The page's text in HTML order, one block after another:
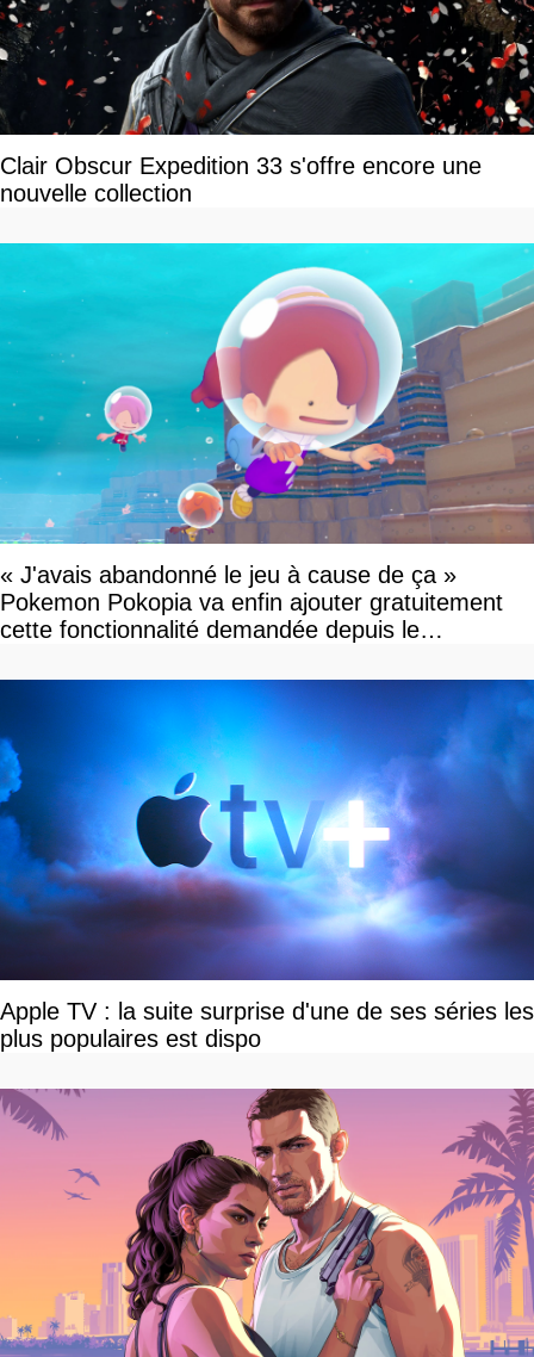
Clair Obscur Expedition 33 s'offre encore une
nouvelle collection
« J'avais abandonné le jeu à cause de ça »
Pokemon Pokopia va enfin ajouter gratuitement
cette fonctionnalité demandée depuis le
Apple TV : la suite surprise d'une de ses séries les
plus populaires est dispo